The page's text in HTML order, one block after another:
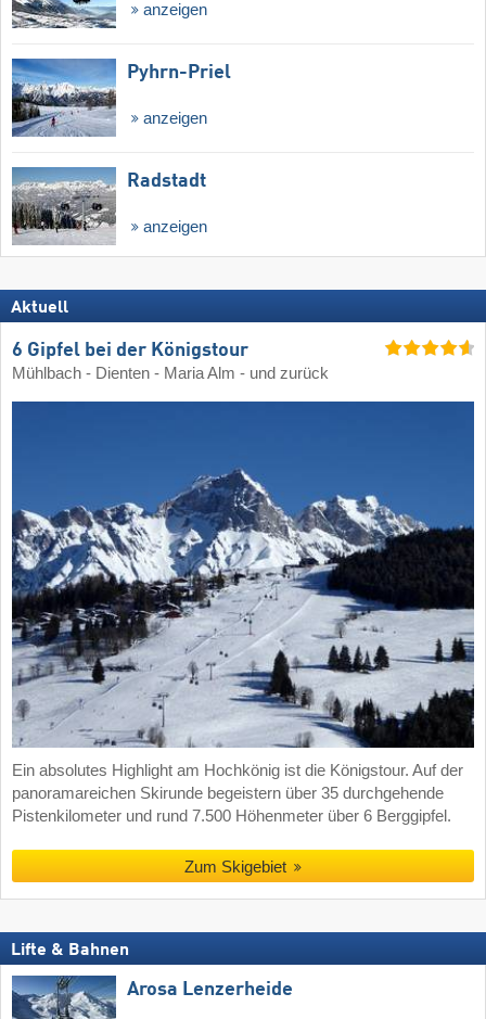
anzeigen
Pyhrn-Priel
anzeigen
Radstadt
anzeigen
Aktuell
6 Gipfel bei der Königstour
Mühlbach - Dienten - Maria Alm - und zurück
Ein absolutes Highlight am Hochkönig ist die Königstour. Auf der
panoramareichen Skirunde begeistern über 35 durchgehende
Pistenkilometer und rund 7.500 Höhenmeter über 6 Berggipfel.
Zum Skigebiet
Lifte & Bahnen
Arosa Lenzerheide